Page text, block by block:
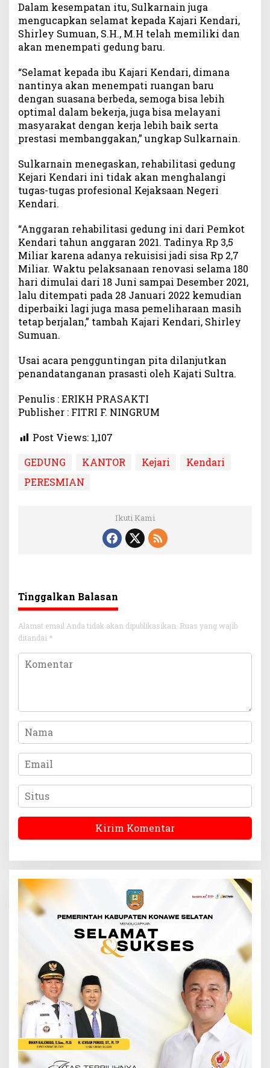
Dalam kesempatan itu, Sulkarnain juga
mengucapkan selamat kepada Kajari Kendari,
Shirley Sumuan, S.H., M.H telah memiliki dan
akan menempati gedung baru.
“Selamat kepada ibu Kajari Kendari, dimana
nantinya akan menempati ruangan baru
dengan suasana berbeda, semoga bisa lebih
optimal dalam bekerja, juga bisa melayani
masyarakat dengan kerja lebih baik serta
prestasi membanggakan,” ungkap Sulkarnain.
Sulkarnain menegaskan, rehabilitasi gedung
Kejari Kendari ini tidak akan menghalangi
tugas-tugas profesional Kejaksaan Negeri
Kendari.
“Anggaran rehabilitasi gedung ini dari Pemkot
Kendari tahun anggaran 2021. Tadinya Rp 3,5
Miliar karena adanya rekuisisi jadi sisa Rp 2,7
Miliar. Waktu pelaksanaan renovasi selama 180
hari dimulai dari 18 Juni sampai Desember 2021,
lalu ditempati pada 28 Januari 2022 kemudian
diperbaiki lagi juga masa pemeliharaan masih
tetap berjalan,” tambah Kajari Kendari, Shirley
Sumuan.
Usai acara pengguntingan pita dilanjutkan
penandatanganan prasasti oleh Kajati Sultra.
Penulis : ERIKH PRASAKTI
Publisher : FITRI F. NINGRUM
Post Views: 1,107
GEDUNG
KANTOR Kejari
Kendari
PERESMIAN
Ikuti Kami
Tinggalkan Balasan
Alamat email Anda tidak akan dipublikasikan. Ruas yang wajib
ditandai *